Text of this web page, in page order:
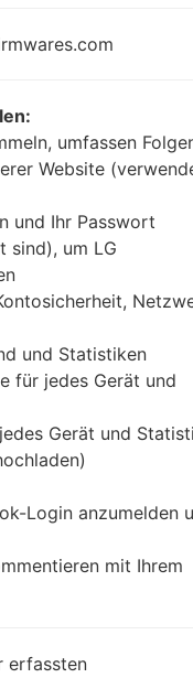
Cone
→ LGG850EM
umfassen
Website
und Ihr Passwort
sind), um LG
und Statistiken
für jedes Gerät und
Gerät und
Login anzumelden
mit Ihrem
erfassten